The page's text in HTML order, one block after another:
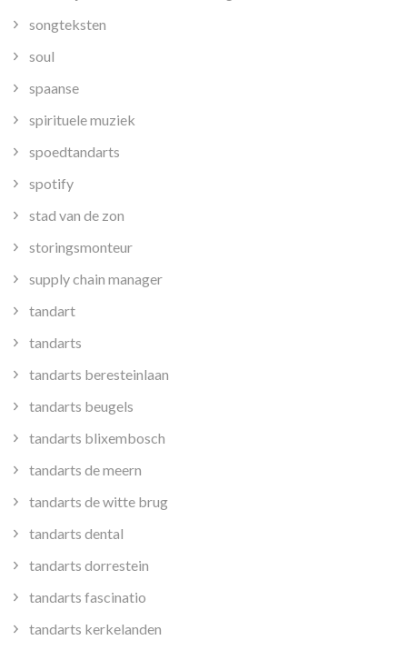
songteksten
soul
spaanse
spirituele muziek
spoedtandarts
spotify
stad van de zon
storingsmonteur
supply chain manager
tandart
tandarts
tandarts beresteinlaan
tandarts beugels
tandarts blixembosch
tandarts de meern
tandarts de witte brug
tandarts dental
tandarts dorrestein
tandarts fascinatio
tandarts kerkelanden